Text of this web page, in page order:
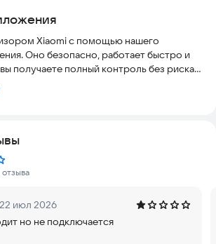
Xiaomi с помощью нашего
Оно безопасно, работает быстро и
вы получаете полный контроль без риска
пульт, позволяя переключать
связано с компанией Xiaomi. Оно
и специально создано для стабильной
Xiaomi, обеспечивая плавный и
более быстрый интерфейс, созданный
отзыва
июл 2026
но не подключается